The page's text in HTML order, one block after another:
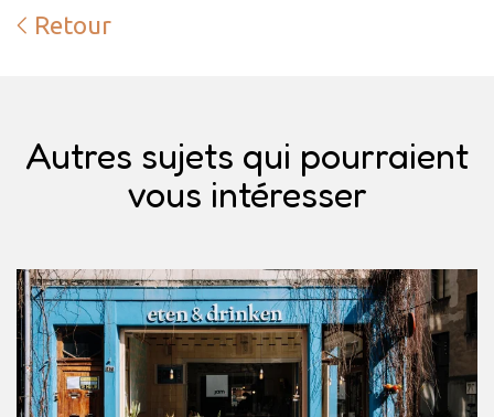
Retour
Autres sujets qui pourraient
vous intéresser